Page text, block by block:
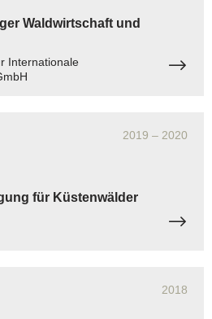
Waldwirtschaft und
Internationale
2019 – 2020
für Küstenwälder
2018